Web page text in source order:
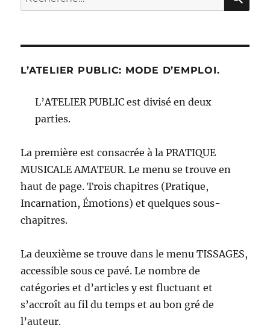
pour :
L’ATELIER PUBLIC: MODE D’EMPLOI.
L’ATELIER PUBLIC est divisé en deux
parties.
La première est consacrée à la PRATIQUE
MUSICALE AMATEUR. Le menu se trouve en
haut de page. Trois chapitres (Pratique,
Incarnation, Émotions) et quelques sous-
chapitres.
La deuxième se trouve dans le menu TISSAGES,
accessible sous ce pavé. Le nombre de
catégories et d’articles y est fluctuant et
s’accroît au fil du temps et au bon gré de
l’auteur.